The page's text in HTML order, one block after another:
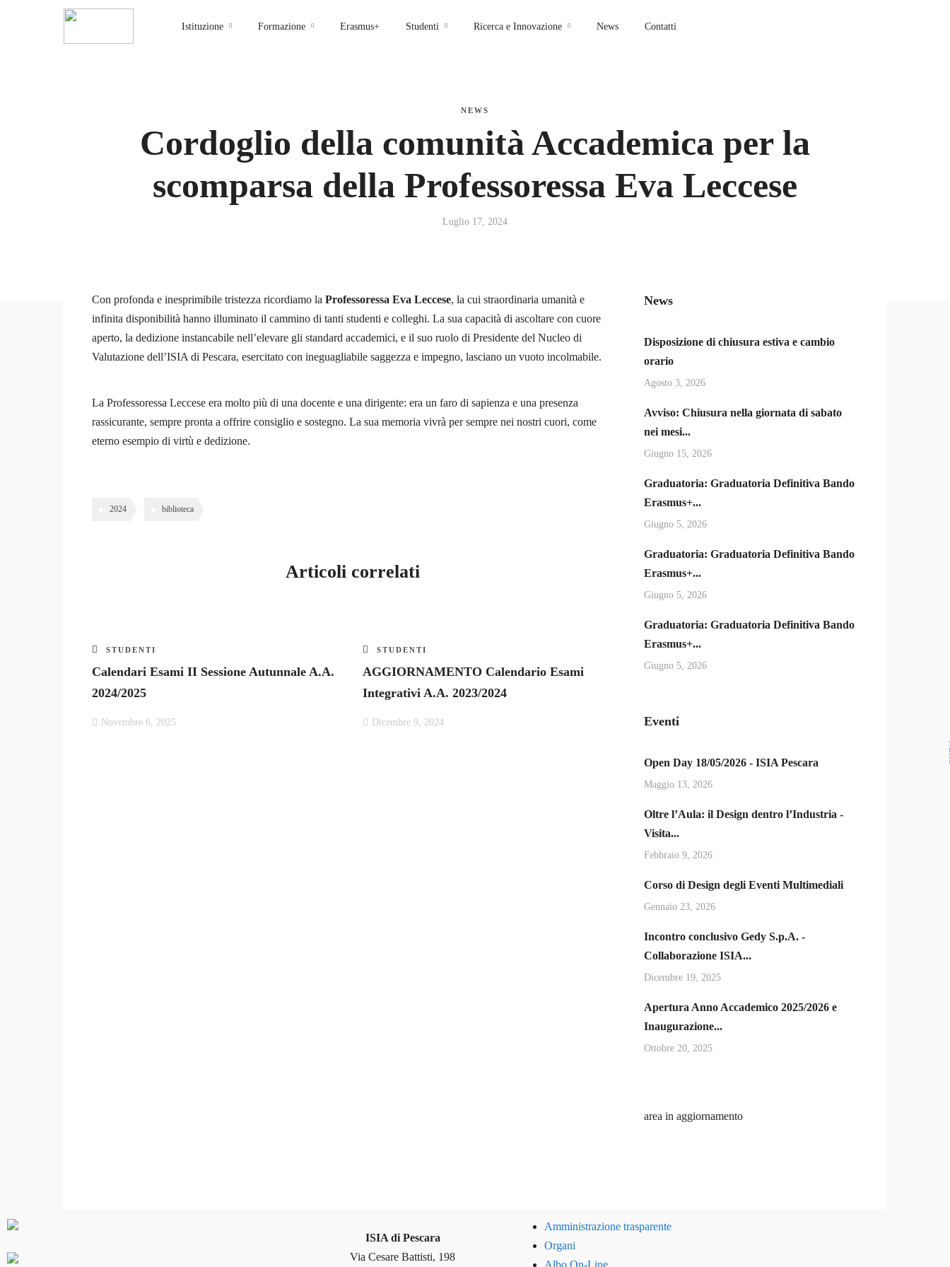
Istituzione Formazione Erasmus+ Studenti Ricerca e Innovazione News Contatti
NEWS
Cordoglio della comunità Accademica per la
scomparsa della Professoressa Eva Leccese
Luglio 17, 2024
Con profonda e inesprimibile tristezza ricordiamo la Professoressa Eva Leccese, la cui straordinaria umanità e
infinita disponibilità hanno illuminato il cammino di tanti studenti e colleghi. La sua capacità di ascoltare con cuore
aperto, la dedizione instancabile nell’elevare gli standard accademici, e il suo ruolo di Presidente del Nucleo di
Valutazione dell’ISIA di Pescara, esercitato con ineguagliabile saggezza e impegno, lasciano un vuoto incolmabile.
La Professoressa Leccese era molto più di una docente e una dirigente: era un faro di sapienza e una presenza
rassicurante, sempre pronta a offrire consiglio e sostegno. La sua memoria vivrà per sempre nei nostri cuori, come
eterno esempio di virtù e dedizione.
2024 biblioteca
Articoli correlati
STUDENTI
Calendari Esami II Sessione Autunnale A.A.
2024/2025
Novembre 6, 2025
STUDENTI
AGGIORNAMENTO Calendario Esami
Integrativi A.A. 2023/2024
Dicembre 9, 2024
News
Disposizione di chiusura estiva e cambio
orario
Agosto 3, 2026
Avviso: Chiusura nella giornata di sabato
nei mesi...
Giugno 15, 2026
Graduatoria: Graduatoria Definitiva Bando
Erasmus+...
Giugno 5, 2026
Graduatoria: Graduatoria Definitiva Bando
Erasmus+...
Giugno 5, 2026
Graduatoria: Graduatoria Definitiva Bando
Erasmus+...
Giugno 5, 2026
Eventi
Open Day 18/05/2026 - ISIA Pescara
Maggio 13, 2026
Oltre l’Aula: il Design dentro l’Industria -
Visita...
Febbraio 9, 2026
Corso di Design degli Eventi Multimediali
Gennaio 23, 2026
Incontro conclusivo Gedy S.p.A. -
Collaborazione ISIA...
Dicembre 19, 2025
Apertura Anno Accademico 2025/2026 e
Inaugurazione...
Ottobre 20, 2025
area in aggiornamento
ISIA di Pescara
Via Cesare Battisti, 198
Amministrazione trasparente
Organi
admin_isia
0 Courses